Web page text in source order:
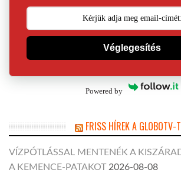
Véglegesítés
Powered by
FRISS HÍREK A GLOBOTV-
VÍZPÓTLÁSSAL MENTENÉK A
A KEMENCE-PATAKOT 2026-08-08